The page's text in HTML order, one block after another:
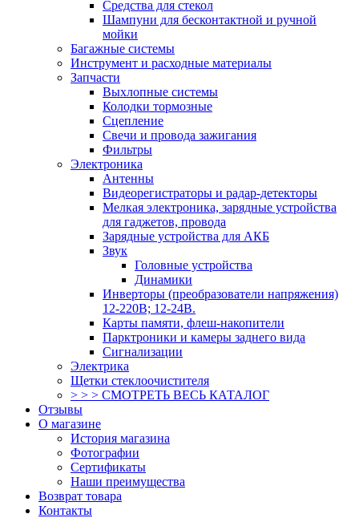
Средства для стекол
Шампуни для бесконтактной и ручной
мойки
Багажные системы
Инструмент и расходные материалы
Запчасти
Выхлопные системы
Колодки тормозные
Сцепление
Свечи и провода зажигания
Фильтры
Электроника
Антенны
Видеорегистраторы и радар-детекторы
Мелкая электроника, зарядные устройства
для гаджетов, провода
Зарядные устройства для АКБ
Звук
Головные устройства
Динамики
Инверторы (преобразователи напряжения)
12-220В; 12-24В.
Карты памяти, флеш-накопители
Парктроники и камеры заднего вида
Сигнализации
Электрика
Щетки стеклоочистителя
> > > СМОТРЕТЬ ВЕСЬ КАТАЛОГ
Отзывы
О магазине
История магазина
Фотографии
Сертификаты
Наши преимущества
Возврат товара
Контакты